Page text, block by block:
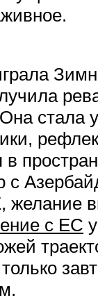
стала
в
с
желание
с ЕС